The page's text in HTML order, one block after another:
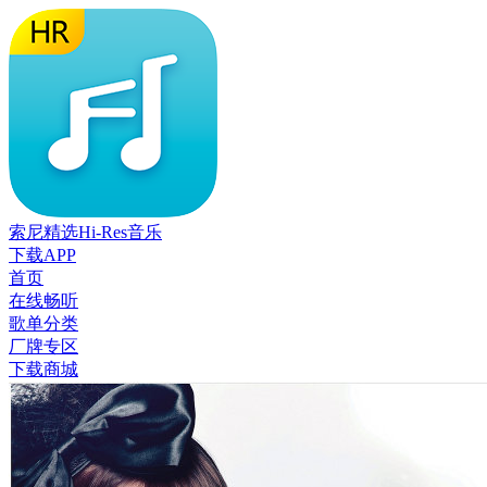
索尼精选Hi-Res音乐
下载APP
首页
在线畅听
歌单分类
厂牌专区
下载商城